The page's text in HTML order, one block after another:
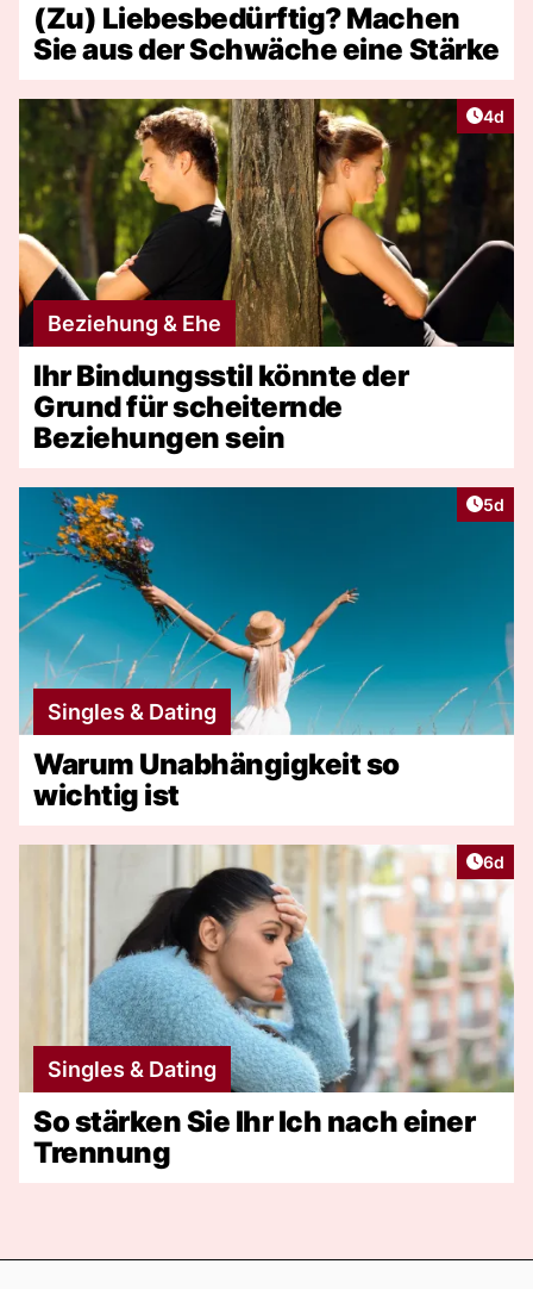
(Zu) Liebesbedürftig? Machen
Sie aus der Schwäche eine Stärke
4d
Beziehung & Ehe
Ihr Bindungsstil könnte der
Grund für scheiternde
Beziehungen sein
5d
Singles & Dating
Warum Unabhängigkeit so
wichtig ist
6d
Singles & Dating
So stärken Sie Ihr Ich nach einer
Trennung